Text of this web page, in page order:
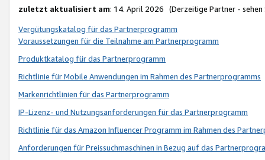
zuletzt aktualisiert am: 14. April 2026 (Derzeitige Partner - sehen
Vergütungskatalog für das Partnerprogramm
Voraussetzungen für die Teilnahme am Partnerprogramm
Produktkatalog für das Partnerprogramm
Richtlinie für Mobile Anwendungen im Rahmen des Partnerprogramms
Markenrichtlinien für das Partnerprogramm
IP-Lizenz- und Nutzungsanforderungen für das Partnerprogramm
Richtlinie für das Amazon Influencer Programm im Rahmen des
Anforderungen für Preissuchmaschinen in Bezug auf das